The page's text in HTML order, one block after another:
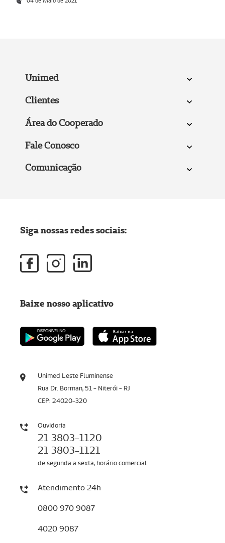
Unimed
Clientes
Área do Cooperado
Fale Conosco
Comunicação
Unimed Leste Fluminense
Rua Dr. Borman, 51 - Niterói - RJ
CEP: 24020-320
Ouvidoria
21 3803-1120
21 3803-1121
de segunda a sexta, horário comercial
Atendimento 24h
0800 970 9087
4020 9087
Siga nossas redes sociais:
Baixe nosso aplicativo